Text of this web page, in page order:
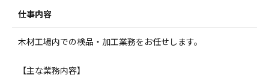
仕事内容
木材工場内での検品・加工業務をお任せします。
【主な業務内容】